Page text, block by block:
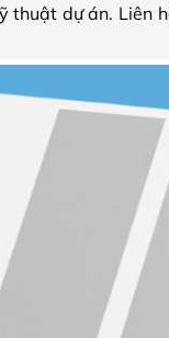
thuật dự án. Liên